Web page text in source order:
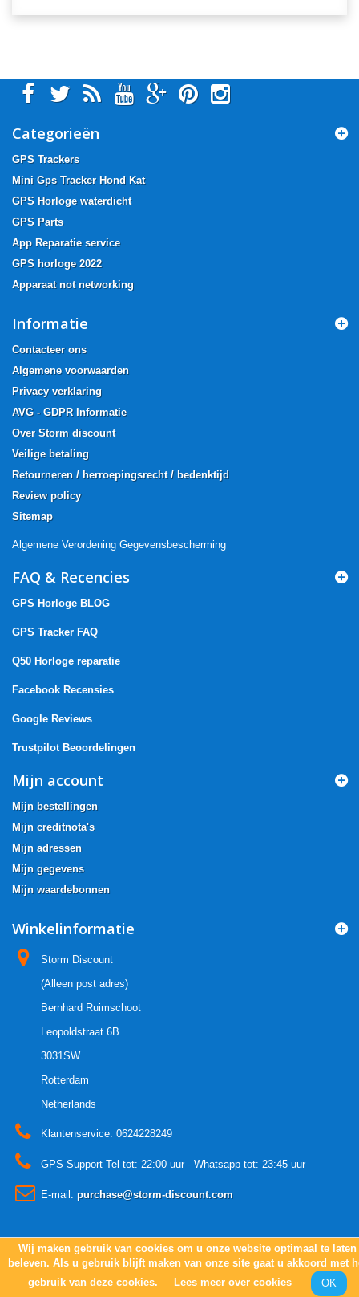
Categorieën
GPS Trackers
Mini Gps Tracker Hond Kat
GPS Horloge waterdicht
GPS Parts
App Reparatie service
GPS horloge 2022
Apparaat not networking
Informatie
Contacteer ons
Algemene voorwaarden
Privacy verklaring
AVG - GDPR Informatie
Over Storm discount
Veilige betaling
Retourneren / herroepingsrecht / bedenktijd
Review policy
Sitemap
Algemene Verordening Gegevensbescherming
© 2005 - 2021 Copyright Storm-discount.com
FAQ & Recencies
GPS Horloge BLOG
GPS Tracker FAQ
Q50 Horloge reparatie
Facebook Recensies
Google Reviews
Trustpilot Beoordelingen
Mijn account
Mijn bestellingen
Mijn creditnota's
Mijn adressen
Mijn gegevens
Mijn waardebonnen
Winkelinformatie
Storm Discount
(Alleen post adres)
Bernhard Ruimschoot
Leopoldstraat 6B
3031SW
Rotterdam
Netherlands
Klantenservice: 0624228249
GPS Support Tel tot: 22:00 uur - Whatsapp tot: 23:45 uur
E-mail: purchase@storm-discount.com
Wij maken gebruik van cookies om u onze website optimaal te laten
beleven. Als u gebruik blijft maken van onze site gaat u akkoord met
gebruik van deze cookies.
Lees meer over cookies OK